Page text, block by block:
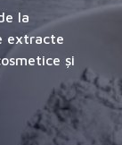
la
extracte
și